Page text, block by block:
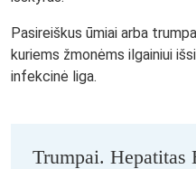
Pasireiškus ūmiai arba
kuriems žmonėms ilgainiui
infekcinė liga.
Trumpai. Hepatitas